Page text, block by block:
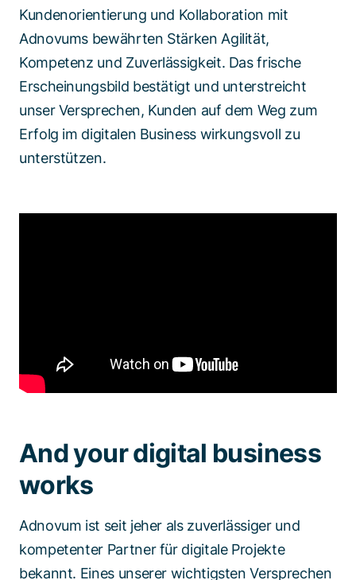
Kundenorientierung und Kollaboration mit
Adnovums bewährten Stärken Agilität,
Kompetenz und Zuverlässigkeit. Das frische
Erscheinungsbild bestätigt und unterstreicht
unser Versprechen, Kunden auf dem Weg zum
Erfolg im digitalen Business wirkungsvoll zu
unterstützen.
And your digital business
works
Adnovum ist seit jeher als zuverlässiger und
kompetenter Partner für digitale Projekte
bekannt. Eines unserer wichtigsten Versprechen